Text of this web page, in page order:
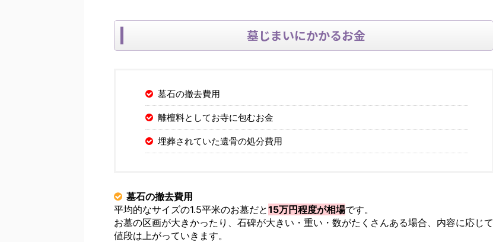
墓じまいにかかるお金
墓石の撤去費用
離檀料としてお寺に包むお金
埋葬されていた遺骨の処分費用
墓石の撤去費用
平均的なサイズの1.5平米のお墓だと15万円程度が相場です。
お墓の区画が大きかったり、石碑が大きい・重い・数がたくさんある場合、内容に応じて
値段は上がっていきます。